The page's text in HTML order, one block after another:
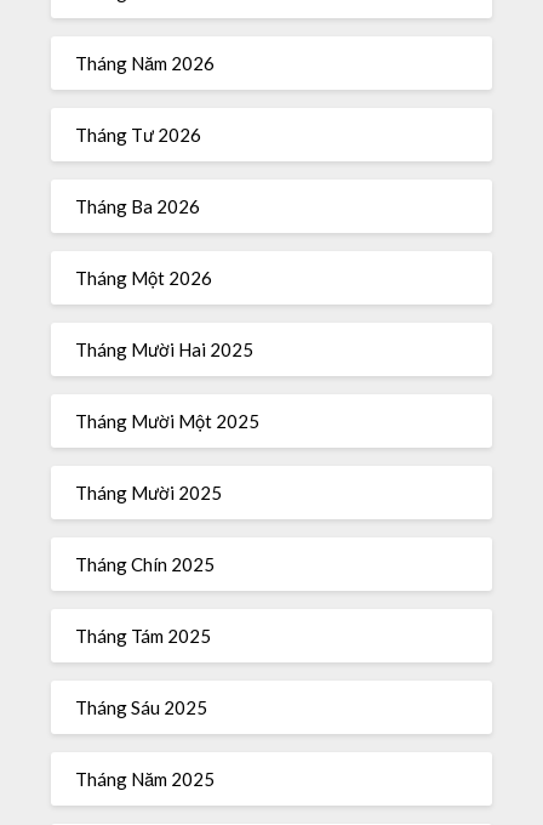
Tháng Năm 2026
Tháng Tư 2026
Tháng Ba 2026
Tháng Một 2026
Tháng Mười Hai 2025
Tháng Mười Một 2025
Tháng Mười 2025
Tháng Chín 2025
Tháng Tám 2025
Tháng Sáu 2025
Tháng Năm 2025